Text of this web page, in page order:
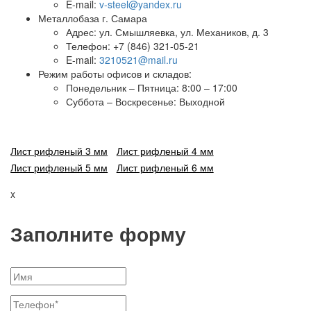
E-mail: v-steel@yandex.ru
Металлобаза г. Самара
Адрес: ул. Смышляевка, ул. Механиков, д. 3
Телефон: +7 (846) 321-05-21
E-mail: 3210521@mail.ru
Режим работы офисов и складов:
Понедельник – Пятница: 8:00 – 17:00
Суббота – Воскресенье: Выходной
Лист рифленый 3 мм
Лист рифленый 4 мм
Лист рифленый 5 мм
Лист рифленый 6 мм
x
Заполните форму